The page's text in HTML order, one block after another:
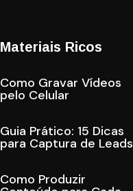
Materiais Ricos
Como Gravar Vídeos
pelo Celular
Guia Prático: 15 Dicas
para Captura de Leads
Como Produzir